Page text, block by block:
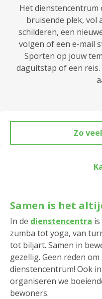
Het
bruisende plek, vol
schilderen, een
volgen of een e-mail
Sporten op jouw
daguitstap of een
Zo
Samen is het
In de dienstencentra
zumba tot yoga, van
tot biljart. Samen in
gezellig. ​Geen reden
dienstencentrum! Ook
organiseren we
bewoners.